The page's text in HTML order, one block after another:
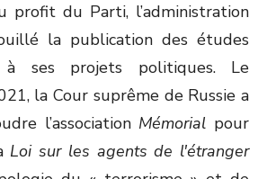
profit du Parti, l’administration
la publication des études
à ses projets politiques. Le
la Cour suprême de Russie a
l’association Mémorial pour
Loi sur les agents de l'étranger